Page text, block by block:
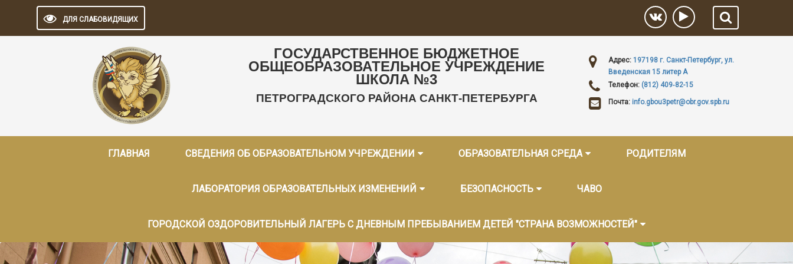
ДЛЯ СЛАБОВИДЯЩИХ
ГОСУДАРСТВЕННОЕ БЮДЖЕТНОЕ
ОБЩЕОБРАЗОВАТЕЛЬНОЕ УЧРЕЖДЕНИЕ
ШКОЛА №3
ПЕТРОГРАДСКОГО РАЙОНА САНКТ-ПЕТЕРБУРГА
Адрес: 197198 г. Санкт-Петербург, ул.
Введенская 15 литер А
Телефон: (812) 409‑82-15
Почта: info.gbou3petr@obr.gov.spb.ru
ГЛАВНАЯ СВЕДЕНИЯ ОБ ОБРАЗОВАТЕЛЬНОМ УЧРЕЖДЕНИИ ОБРАЗОВАТЕЛЬНАЯ СРЕДА РОДИТЕЛЯМ
ЛАБОРАТОРИЯ ОБРАЗОВАТЕЛЬНЫХ ИЗМЕНЕНИЙ БЕЗОПАСНОСТЬ ЧАВО
ГОРОДСКОЙ ОЗДОРОВИТЕЛЬНЫЙ ЛАГЕРЬ С ДНЕВНЫМ ПРЕБЫВАНИЕМ ДЕТЕЙ "СТРАНА ВОЗМОЖНОСТЕЙ"